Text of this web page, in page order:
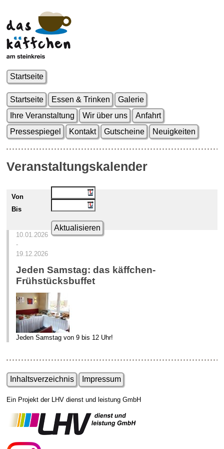
Startseite
Startseite Essen & Trinken
Galerie
Ihre Veranstaltung
Wir über uns
Anfahrt
Pressespiegel
Kontakt Gutscheine Neuigkeiten
Veranstaltungskalender
Von
Bis
Aktualisieren
10.01.2026
-
19.12.2026
Jeden Samstag: das käffchen-
Frühstücksbuffet
Jeden Samstag von 9 bis 12 Uhr!
Inhaltsverzeichnis Impressum
Ein Projekt der LHV dienst und leistung GmbH